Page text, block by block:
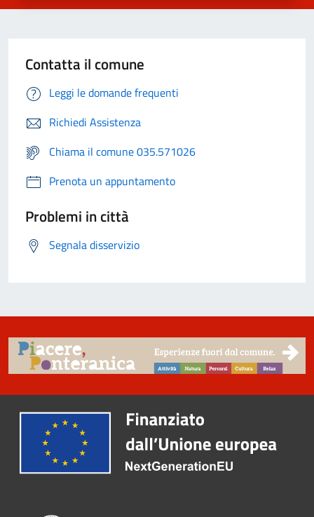
Contatta il comune
Leggi le domande frequenti
Richiedi Assistenza
Chiama il comune 035.571026
Prenota un appuntamento
Problemi in città
Segnala disservizio